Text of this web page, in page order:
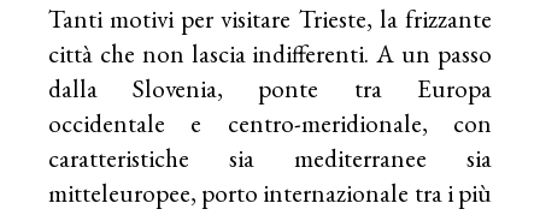
Tanti motivi per visitare Trieste, la frizzante
città che non lascia indifferenti. A un passo
dalla Slovenia, ponte tra Europa
occidentale e centro-meridionale, con
caratteristiche sia mediterranee sia
mitteleuropee, porto internazionale tra i più